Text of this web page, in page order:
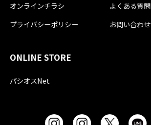
オンラインチラシ
よくある質問
プライバシーポリシー
お問い合わせ
ONLINE STORE
パシオスNet